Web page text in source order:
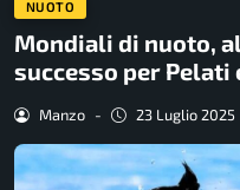
NUOTO
Mondiali di nuoto,
successo per Pelati
Manzo - 23 Luglio 2025